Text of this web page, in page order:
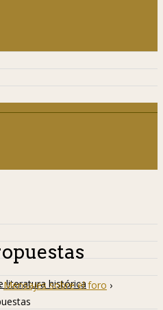
literatura histórica
Mensajes sobre el foro ›